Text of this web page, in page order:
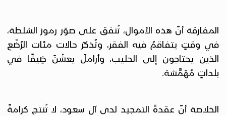
المفارقة أنّ هذه الأموال، تُنفق على صوَر رموز السُلطة،
في وقتٍ يتفاقمُ فيه الفقر، وتُذكَر حالات مئات الرُضّع
الذين يحتاجون إلى الحليب، وأراملَ يعشْنَ ضِيقًا في
بلداتٍ مُهَمَّشة.
الخلاصة أنّ عقدةَ التمجيد لدى آل سعود، لا تُنتج كرامةً